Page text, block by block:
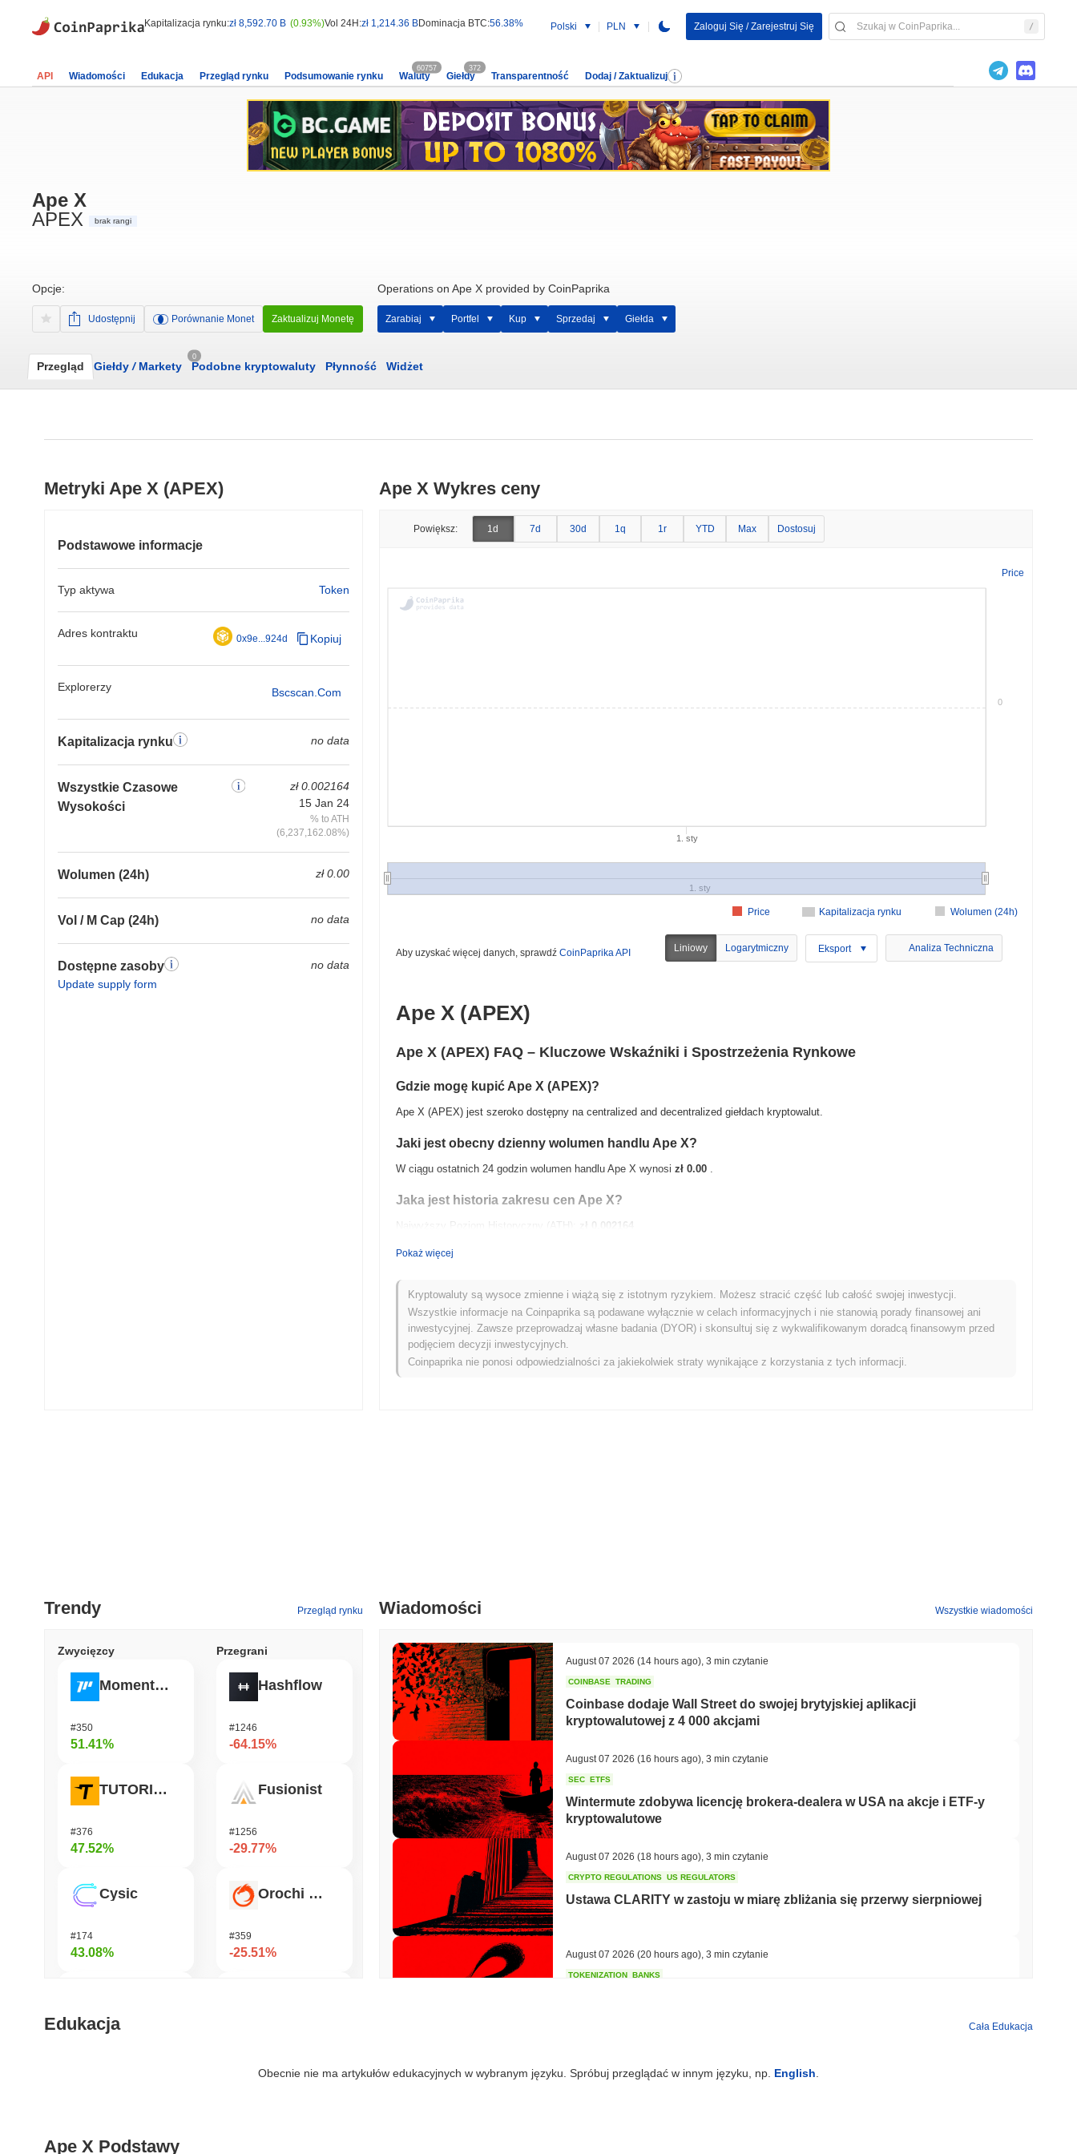
Kapitalizacja rynku:zł 8,592.70 B (0.93%)Vol 24H:zł 1,214.36 BDominacja BTC:56.38% Polski PLN Zaloguj Się / Zarejestruj Się
API Wiadomości Edukacja Przegląd rynku Podsumowanie rynku Waluty
60757
Giełdy
372
Transparentność Dodaj / Zaktualizuj
Ape X
APEX
brak rangi
Opcje:
Udostępnij Porównanie Monet Zaktualizuj Monetę
Operations on Ape X provided by CoinPaprika
Zarabiaj Portfel Kup Sprzedaj Giełda
Przegląd Giełdy /Markety
0
Podobne kryptowaluty Płynność Widżet
Metryki Ape X (APEX)
Podstawowe informacje
Typ aktywa Token
Adres kontraktu 0x9e...924d Kopiuj
Explorerzy Bscscan.com
Kapitalizacja rynku no data
Wszystkie Czasowe
Wysokości
zł 0.002164
15 Jan 24
% to ATH
(6,237,162.08%)
Wolumen (24h) zł 0.00
Vol / M Cap (24h) no data
Dostępne zasoby
Update supply form
no data
Ape X Wykres ceny
Powiększ: 1d 7d 30d 1q 1r YTD Max Dostosuj
Price
Kapitalizacja rynku Wolumen (24h)
Price
1. sty
1. sty
0
Aby uzyskać więcej danych, sprawdź CoinPaprika API Liniowy Logarytmiczny Eksport Analiza Techniczna
Ape X (APEX)
Ape X (APEX) FAQ – Kluczowe Wskaźniki i Spostrzeżenia Rynkowe
Gdzie mogę kupić Ape X (APEX)?
Ape X (APEX) jest szeroko dostępny na centralized and decentralized giełdach kryptowalut.
Jaki jest obecny dzienny wolumen handlu Ape X?
W ciągu ostatnich 24 godzin wolumen handlu Ape X wynosi zł 0.00 .
Jaka jest historia zakresu cen Ape X?
Najwyższy Poziom Historyczny (ATH):
zł 0.002164
Jak Ape X radzi sobie w porównaniu z szerszym rynkiem kryptowalut?
W ciągu ostatnich 7 dni Ape X zyskał0.00%, osiągając gorsze wyniki niż ogólny rynek kryptowalut który odnotował wzrost o0.93%
Wskazuje to na tymczasowe opóźnienie w akcji cenowej APEX w stosunku do szerszego impulsu rynkowego.
Pokaż więcej
Kryptowaluty są wysoce zmienne i wiążą się z istotnym ryzykiem. Możesz stracić część lub całość swojej inwestycji.
Wszystkie informacje na Coinpaprika są podawane wyłącznie w celach informacyjnych i nie stanowią porady finansowej ani
inwestycyjnej. Zawsze przeprowadzaj własne badania (DYOR) i skonsultuj się z wykwalifikowanym doradcą finansowym przed
podjęciem decyzji inwestycyjnych.
Coinpaprika nie ponosi odpowiedzialności za jakiekolwiek straty wynikające z korzystania z tych informacji.
Trendy Przegląd rynku
Zwycięzcy
Momentum
#350
51.41%
TUTORIAL
#376
47.52%
Cysic
#174
43.08%
#975
Przegrani
Hashflow
#1246
-64.15%
Fusionist
#1256
-29.77%
Orochi Network
#359
-25.51%
Wiadomości Wszystkie wiadomości
August 07 2026 (14 hours ago) 3 min czytanie
COINBASE TRADING
Coinbase dodaje Wall Street do swojej brytyjskiej aplikacji
kryptowalutowej z 4 000 akcjami
August 07 2026 (16 hours ago) 3 min czytanie
SEC ETFS
Wintermute zdobywa licencję brokera-dealera w USA na akcje i ETF-y
kryptowalutowe
August 07 2026 (18 hours ago) 3 min czytanie
CRYPTO REGULATIONS US REGULATORS
Ustawa CLARITY w zastoju w miarę zbliżania się przerwy sierpniowej
August 07 2026 (20 hours ago) 3 min czytanie
TOKENIZATION BANKS
STABLECOIN JAPAN
Edukacja Cała Edukacja
Obecnie nie ma artykułów edukacyjnych w wybranym języku. Spróbuj przeglądać w innym języku, np. English
Ape X Podstawy